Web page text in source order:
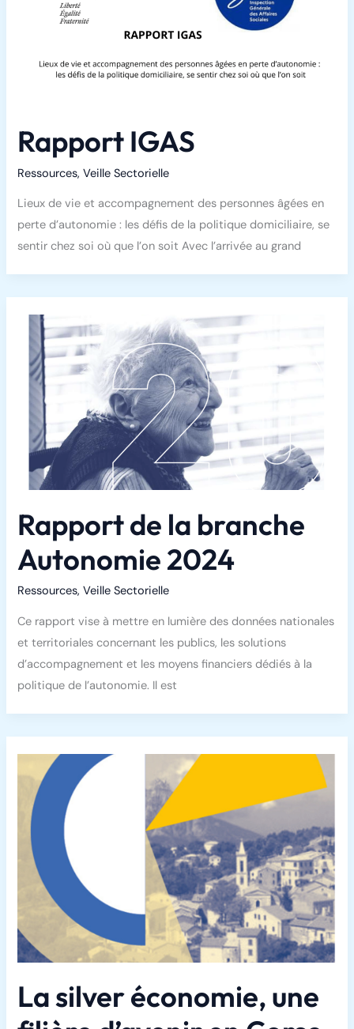
Rapport IGAS
Ressources,Veille Sectorielle
Lieux de vie et accompagnement des personnes âgées en
perte d’autonomie : les défis de la politique domiciliaire, se
sentir chez soi où que l’on soit Avec l’arrivée au grand
Rapport de la branche
Autonomie 2024
Ressources,Veille Sectorielle
Ce rapport vise à mettre en lumière des données nationales
et territoriales concernant les publics, les solutions
d’accompagnement et les moyens financiers dédiés à la
politique de l’autonomie. Il est
La silver économie, une